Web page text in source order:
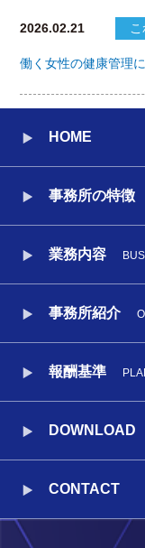
2026.02.21
働く女性の健康管理
HOME
事務所の特徴
業務内容
事務所紹介
報酬基準
DOWNLOAD
CONTACT